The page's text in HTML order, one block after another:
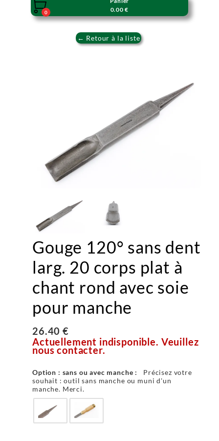

0
0.00 €
← Retour à la liste
Gouge 120° sans dent
larg. 20 corps plat à
chant rond avec soie
pour manche
26.40 €
Actuellement indisponible. Veuillez
nous contacter.
Option : sans ou avec manche :
Précisez votre
souhait : outil sans manche ou muni d'un
manche. Merci.